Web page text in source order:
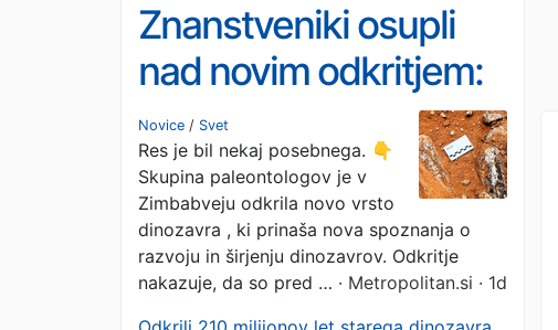
Znanstveniki osupli
nad novim odkritjem:
našli so neverjetno
bitje iz davne
preteklosti (FOTO)
Novice / Svet
Res je bil nekaj posebnega. 👇
Skupina paleontologov je v
Zimbabveju odkrila novo vrsto
dinozavra , ki prinaša nova spoznanja o
razvoju in širjenju dinozavrov. Odkritje
nakazuje, da so pred … · Metropolitan.si · 1d